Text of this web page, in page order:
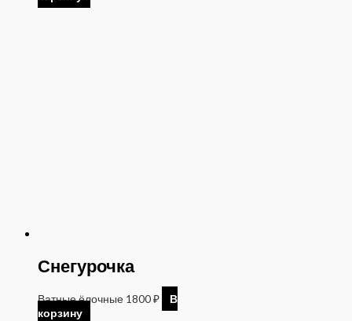
Снегурочка
Ватные ёлочные 1800₽
В
корзину